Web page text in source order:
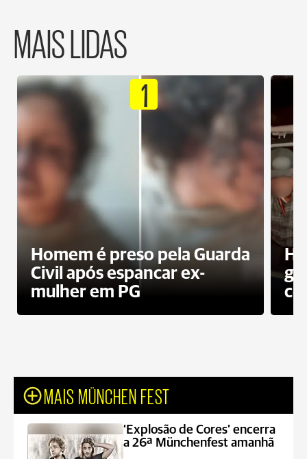
MAIS LIDAS
1
Homem é preso pela Guarda
Civil após espancar ex-
mulher em PG
MAIS MÜNCHEN FEST
‘Explosão de Cores’ encerra
a 26ª Münchenfest amanhã